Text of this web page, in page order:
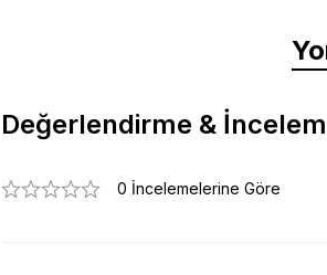
Değerlendirme &
0 İncelemelerine Göre